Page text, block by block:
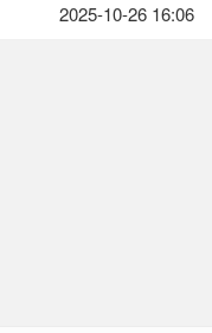
2025-10-26 16:06